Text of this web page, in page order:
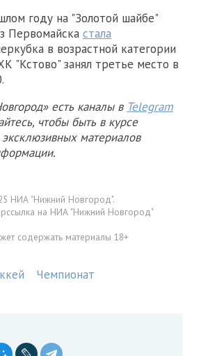
году на "Золотой шайбе"
Первомайска стала
в возрастной категории
"Кстово" занял третье место в
есть каналы в Telegram
чтобы быть в курсе
материалов
НИА "Нижний Новгород".
на НИА "Нижний Новгород"
содержать материалы 18+
Чемпионат